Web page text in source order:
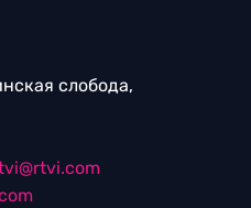
слобода,